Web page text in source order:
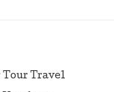
Tour Travel